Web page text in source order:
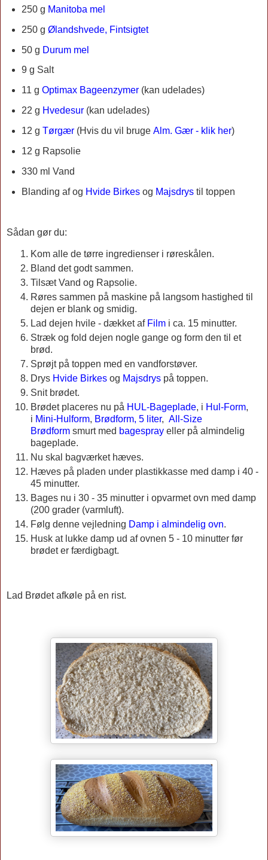
250 g Manitoba mel
250 g Ølandshvede, Fintsigtet
50 g Durum mel
9 g Salt
11 g Optimax Bageenzymer(kan udelades)
22 g Hvedesur(kan udelades)
12 g Tørgær(Hvis du vil bruge Alm. Gær - klik her)
12 g Rapsolie
330 ml Vand
Blanding af og Hvide Birkesog Majsdrystil toppen
Sådan gør du:
Kom alle de tørre ingredienser i røreskålen.
Bland det godt sammen.
Tilsæt Vand og Rapsolie.
Røres sammen på maskine på langsom hastighed til
dejen er blank og smidig.
Lad dejen hvile - dækket af Film i ca. 15 minutter.
Stræk og fold dejen nogle gange og form den til et
brød.
Sprøjt på toppen med en vandforstøver.
Drys Hvide Birkes og Majsdrys på toppen.
Snit brødet.
Brødet placeres nu på HUL-Bageplade, i Hul-Form,
i Mini-Hulform, Brødform, 5 liter, All-Size
Brødform smurt med bagespray eller på almindelig
bageplade.
Nu skal bagværket hæves.
Hæves på pladen under plastikkasse med damp i 40 -
45 minutter.
Bages nu i 30 - 35 minutter i opvarmet ovn med damp
(200 grader (varmluft).
Følg denne vejledning Damp i almindelig ovn.
Husk at lukke damp ud af ovnen 5 - 10 minutter før
brødet er færdigbagt.
Lad Brødet afkøle på en rist.